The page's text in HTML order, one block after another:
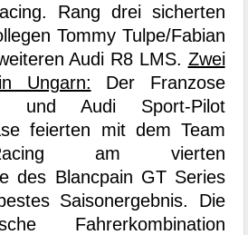
Rang drei sicherten
Tommy Tulpe/Fabian
Audi R8 LMS. Zwei
Ungarn: Der Franzose
und Audi Sport-Pilot
feierten mit dem Team
am vierten
des Blancpain GT Series
Saisonergebnis. Die
Fahrerkombination